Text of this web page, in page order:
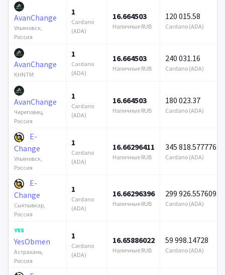
AvanChange
Ульяновск,
Россия
1
Cardano
(ADA)
16.664503
Наличные RUB
120 015.58
Cardano (ADA)
AvanChange
KHNTM
1
Cardano
(ADA)
16.664503
Наличные RUB
240 031.16
Cardano (ADA)
AvanChange
Череповец,
Россия
1
Cardano
(ADA)
16.664503
Наличные RUB
180 023.37
Cardano (ADA)
E-
Change
Ульяновск,
Россия
1
Cardano
(ADA)
16.66296411
Наличные RUB
345 818.577776
Cardano (ADA)
E-
Change
Сыктывкар,
Россия
1
Cardano
(ADA)
16.66296396
Наличные RUB
299 926.557609
Cardano (ADA)
YesObmen
Астрахань,
Россия
1
Cardano
(ADA)
16.65886022
Наличные RUB
59 998.14728
Cardano (ADA)